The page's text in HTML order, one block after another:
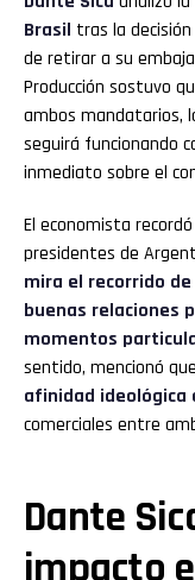
Brasil tras la
de retirar a su
Producción sostuvo
ambos mandatarios,
seguirá funcionando
inmediato sobre el
El economista
presidentes de
mira el recorrido
buenas relaciones
momentos
sentido, mencionó que
afinidad
comerciales entre
Dante
impacto